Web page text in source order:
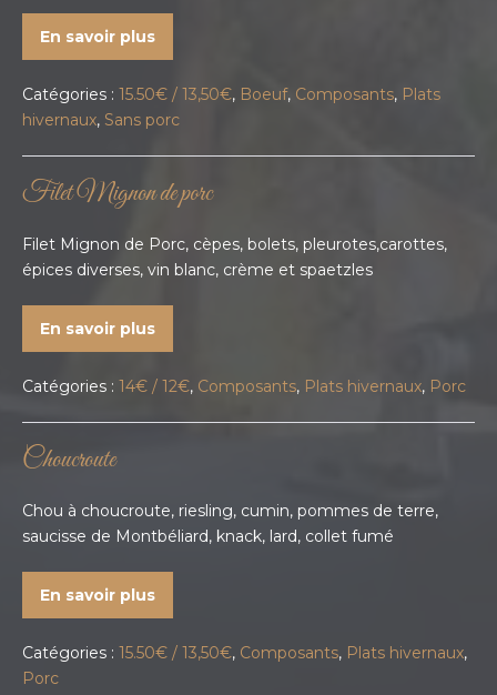
En savoir plus
Catégories : 15.50€ / 13,50€, Boeuf, Composants, Plats
hivernaux, Sans porc
Filet Mignon de porc
Filet Mignon de Porc, cèpes, bolets, pleurotes,carottes,
épices diverses, vin blanc, crème et spaetzles
En savoir plus
Catégories : 14€ / 12€, Composants, Plats hivernaux, Porc
Choucroute
Chou à choucroute, riesling, cumin, pommes de terre,
saucisse de Montbéliard, knack, lard, collet fumé
En savoir plus
Catégories : 15.50€ / 13,50€, Composants, Plats hivernaux,
Porc